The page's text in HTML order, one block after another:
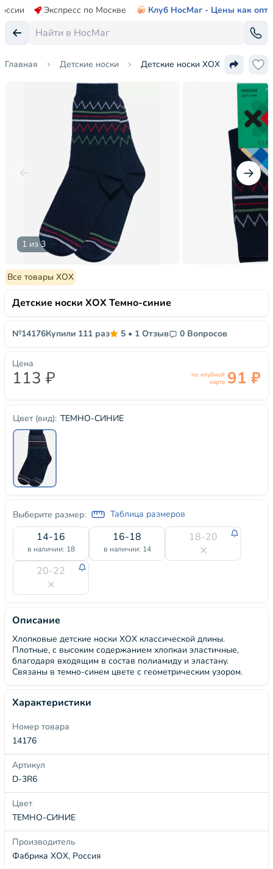
Экспресс по Москве Клуб НосМаг - Цены как опт
Главная Детские носки Детские носки ХОХ
1 из 3
Все товары ХОХ
Детские носки ХОХ Темно-синие
№14176Купили 111 раз 5 • 1 Отзыв 0 Вопросов
Цвет (вид): ТЕМНО-СИНИЕ
Выберите размер: Таблица размеров
14-16
в наличии: 18
16-18
в наличии: 14
18-20
20-22
Цена
113 ₽
по клубной
карте 91 ₽
Описание
Хлопковые детские носки ХОХ классической длины.
Плотные, с высоким содержанием хлопкаи эластичные,
благодаря входящим в состав полиамиду и эластану.
Связаны в темно-синем цвете с геометрическим узором.
Характеристики
Номер товара
14176
Артикул
D-3R6
Цвет
ТЕМНО-СИНИЕ
Производитель
Фабрика ХОХ, Россия